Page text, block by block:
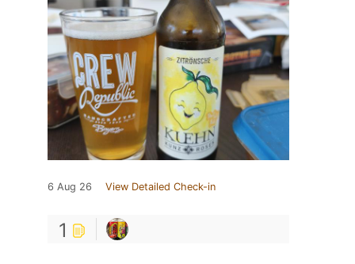
6 Aug 26 View Detailed Check-in
1